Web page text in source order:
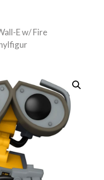
E w/ Fire